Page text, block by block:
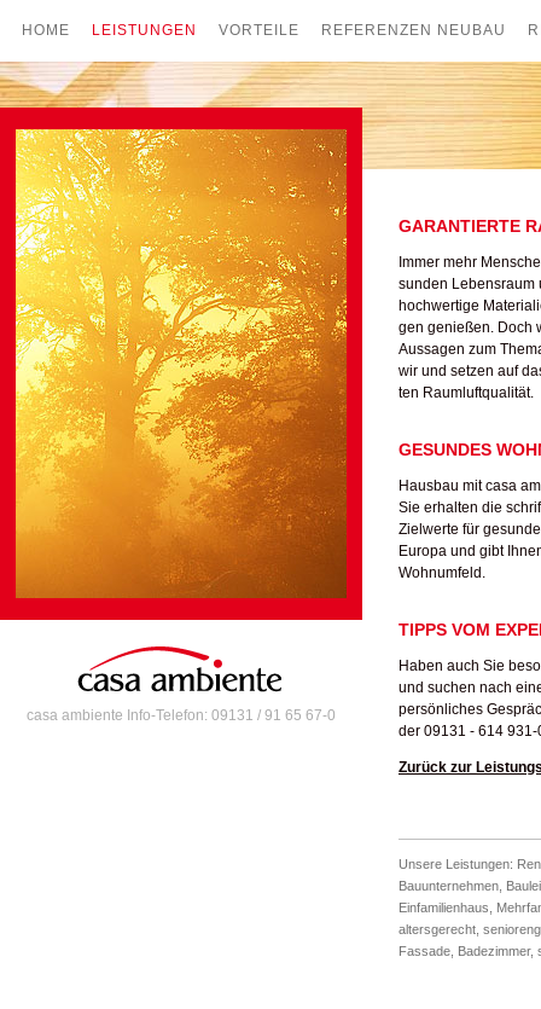
casa ambiente Info-Telefon: 09131 / 91 65 67-0
GARANTIERTE
Immer mehr
sunden Lebensraum
hochwertige
gen genießen. Doch
Aussagen zum
wir und setzen auf
ten Raumluftqualität.
GESUNDES
Hausbau mit casa
Sie erhalten die
Zielwerte für
Europa und gibt
Wohnumfeld.
TIPPS VOM
Haben auch Sie
und suchen nach
persönliches
der 09131 - 614 931-
Zurück zur
Unsere Leistungen:
Bauunternehmen
Einfamilienhaus
altersgerecht
Fassade Badezimmer,
HOME LEISTUNGEN VORTEILE REFERENZEN NEUBAU